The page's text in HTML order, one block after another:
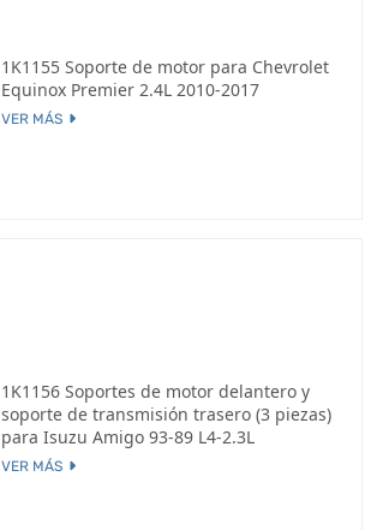
1K1155 Soporte de motor para Chevrolet
Equinox Premier 2.4L 2010-2017
VER MÁS
1K1156 Soportes de motor delantero y
soporte de transmisión trasero (3 piezas)
para Isuzu Amigo 93-89 L4-2.3L
VER MÁS